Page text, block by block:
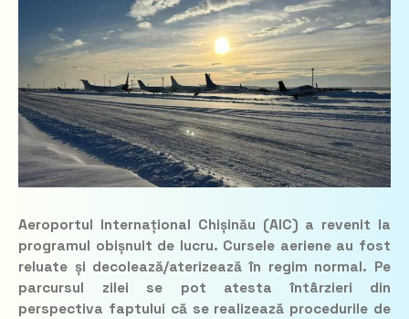
Aeroportul Internațional Chișinău (AIC) a revenit la
programul obișnuit de lucru. Cursele aeriene au fost
reluate și decolează/aterizează în regim normal. Pe
parcursul zilei se pot atesta întârzieri din
perspectiva faptului că se realizează procedurile de